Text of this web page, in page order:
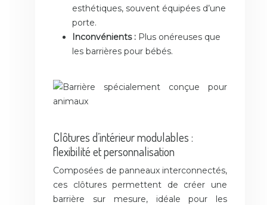
esthétiques, souvent équipées d’une
porte.
Inconvénients : Plus onéreuses que
les barrières pour bébés.
Clôtures d’intérieur modulables :
flexibilité et personnalisation
Composées de panneaux interconnectés,
ces clôtures permettent de créer une
barrière sur mesure, idéale pour les